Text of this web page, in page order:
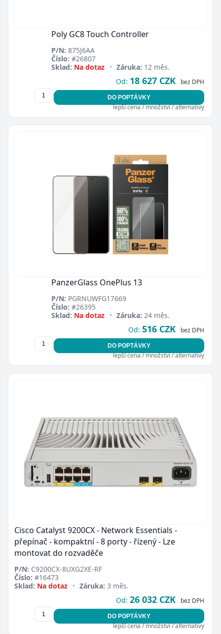
Poly GC8 Touch Controller
P/N: 875J6AA
Číslo: #26807
Sklad: Na dotaz • Záruka: 12 měs.
Od: 18 627 CZK bez DPH
DO POPTÁVKY
lepší cena / množství / alternativy
PanzerGlass OnePlus 13
P/N: PGRNUWFG17669
Číslo: #26395
Sklad: Na dotaz • Záruka: 24 měs.
Od: 516 CZK bez DPH
DO POPTÁVKY
lepší cena / množství / alternativy
Cisco Catalyst 9200CX - Network Essentials -
přepínač - kompaktní - 8 porty - řízený - Lze
montovat do rozvaděče
P/N: C9200CX-8UXG2XE-RF
Číslo: #16473
Sklad: Na dotaz • Záruka: 3 měs.
Od: 26 032 CZK bez DPH
DO POPTÁVKY
lepší cena / množství / alternativy